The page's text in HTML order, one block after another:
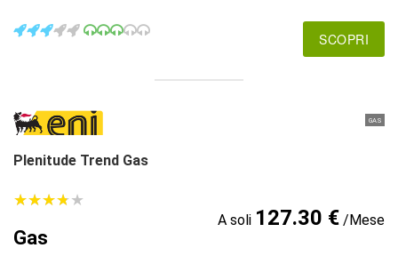
SCOPRI
GAS
Plenitude Trend Gas
★★★★★
★★★★★
Gas
A soli 127.30 €/Mese